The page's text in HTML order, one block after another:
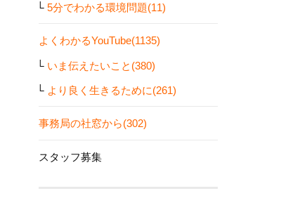
5分でわかる環境問題(11)
よくわかるYouTube(1135)
いま伝えたいこと(380)
より良く生きるために(261)
事務局の社窓から(302)
スタッフ募集